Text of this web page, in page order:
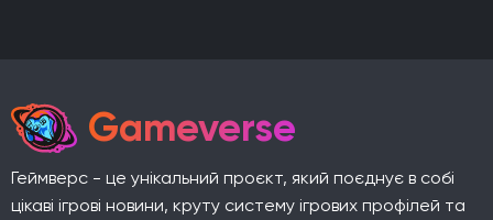
Gameverse
Геймверс - це унікальний проєкт, який поєднує в собі
цікаві ігрові новини, круту систему ігрових профілей та